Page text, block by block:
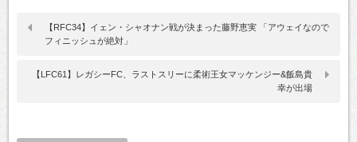
【RFC34】イェン・シャオナン戦が決まった藤野恵実 「アウェイなので
フィニッシュが絶対」
【LFC61】レガシーFC、ラストスリーに柔術王女マッケンジー&飯島貴
幸が出場